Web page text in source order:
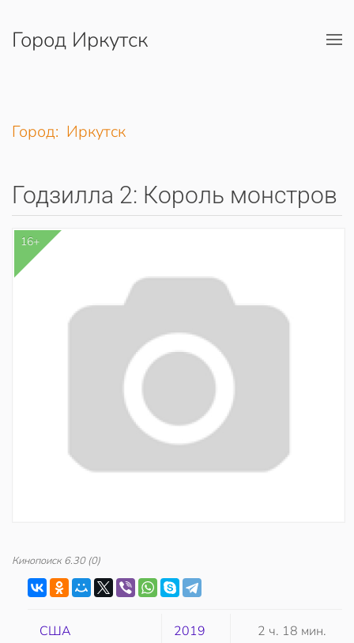
Перейти к содержимому
Город Иркутск
Город: Иркутск
Годзилла 2: Король монстров
16+
Кинопоиск 6.30(0)
США 2019 2 ч. 18 мин.